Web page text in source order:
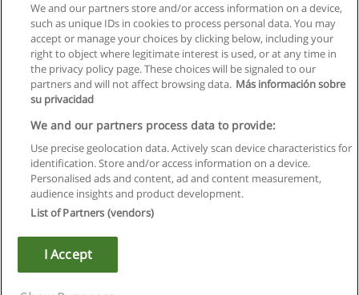
Regras de uso
Privacidade de dados
Entrar em contato com Educaedu
Copyright © Educaedu Business S.L. - CIF : B-95610580: -
We and our partners store and/or access information on a device,
such as unique IDs in cookies to process personal data. You may
accept or manage your choices by clicking below, including your
right to object where legitimate interest is used, or at any time in
the privacy policy page. These choices will be signaled to our
partners and will not affect browsing data. Más información sobre
su privacidad
We and our partners process data to provide:
Use precise geolocation data. Actively scan device characteristics for
identification. Store and/or access information on a device.
Personalised ads and content, ad and content measurement,
audience insights and product development.
List of Partners (vendors)
I Accept